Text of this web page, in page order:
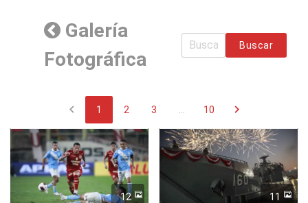
Galería
Fotográfica
Buscar
chevron_left 1 2 3 10 chevron_right
12 11